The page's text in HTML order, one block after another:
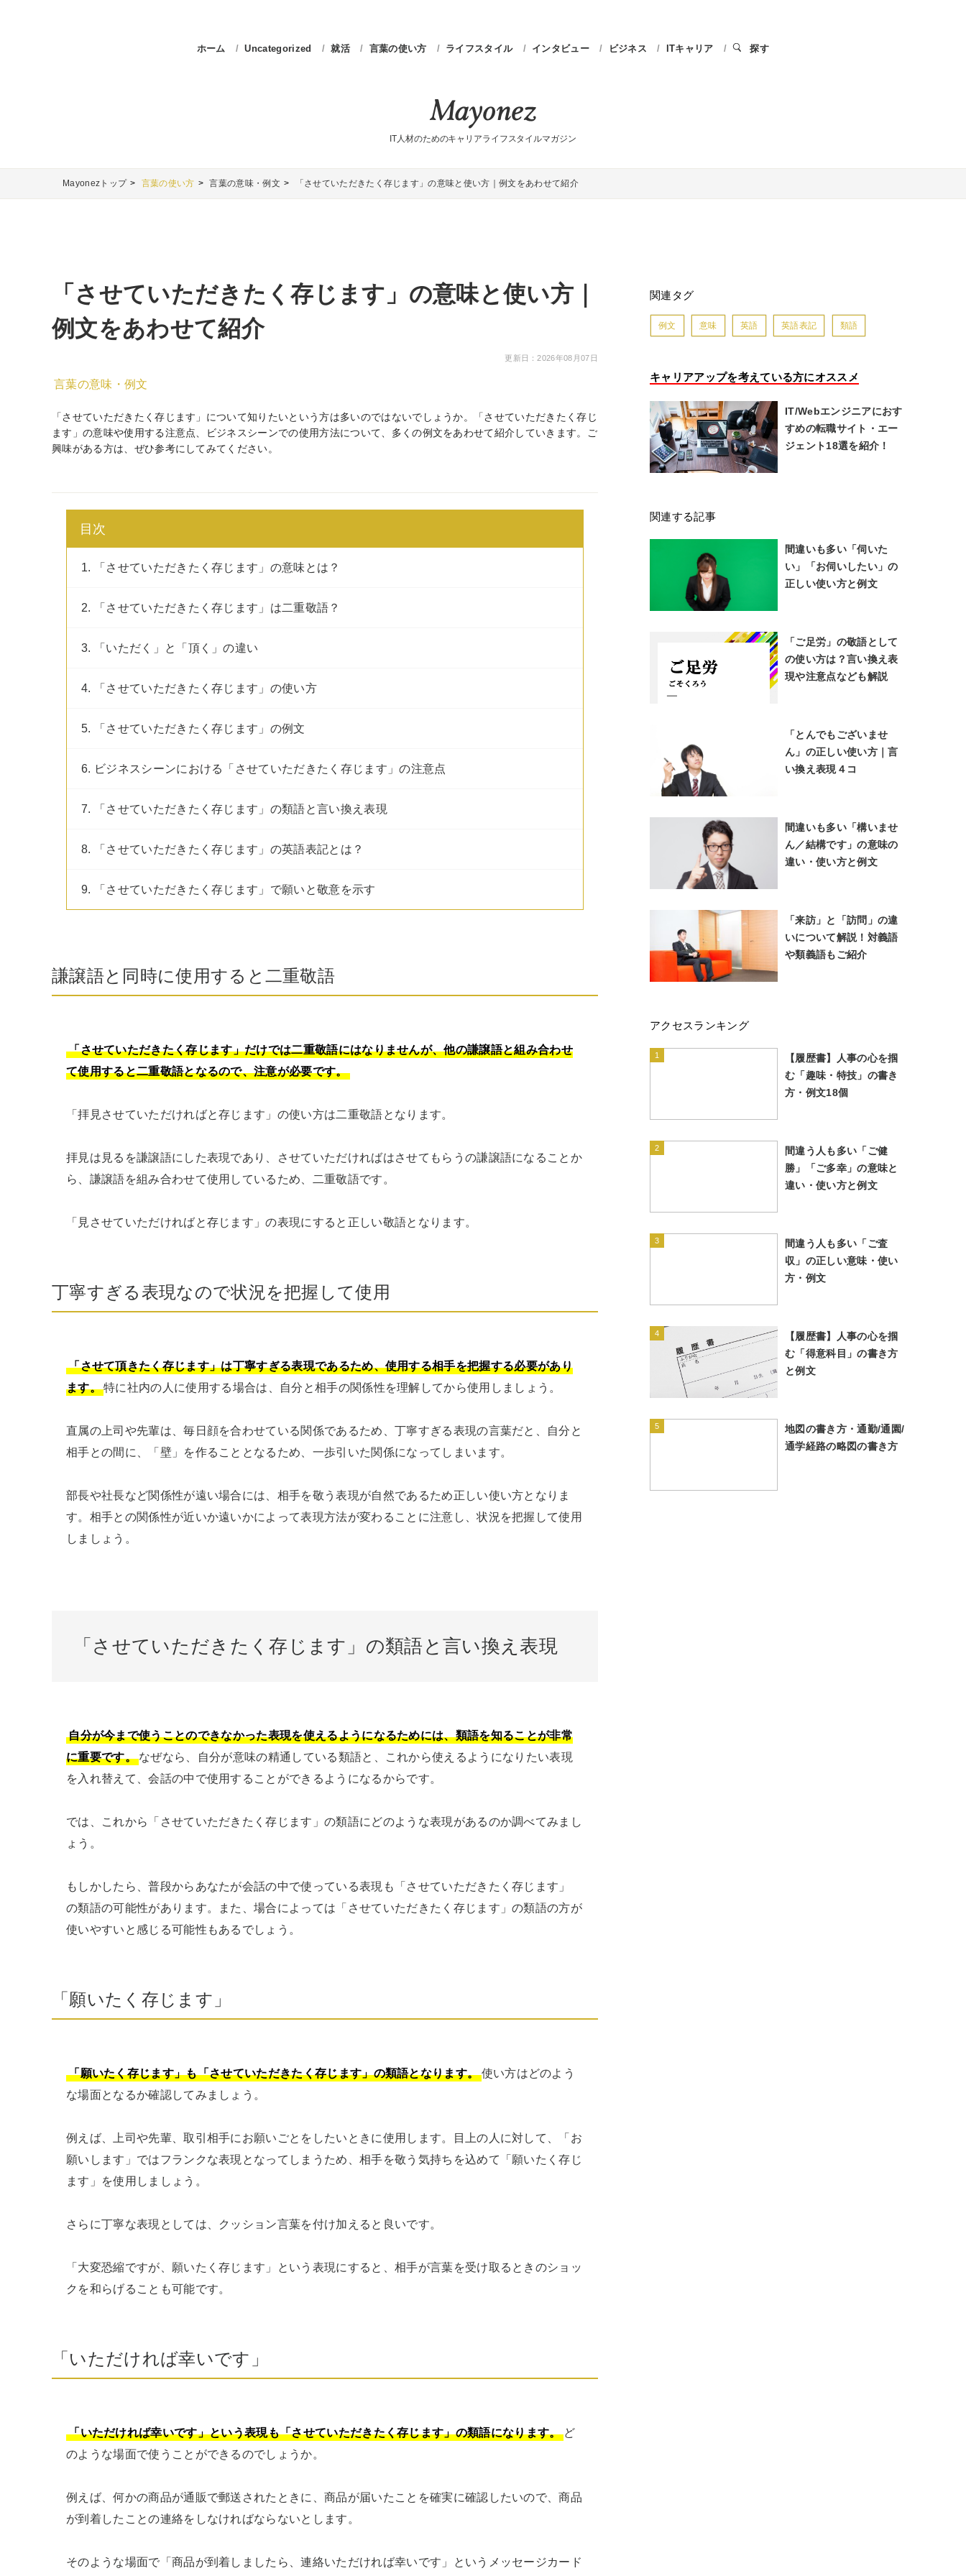
ホーム Uncategorized 就活 言葉の使い方 ライフスタイル インタビュー ビジネス ITキャリア 探す
IT人材のためのキャリアライフスタイルマガジン
Mayonezトップ 言葉の使い方 言葉の意味・例文 「させていただきたく存じます」の意味と使い方｜例文をあわせて紹介
「させていただきたく存じます」の意味と使い方｜
例文をあわせて紹介
更新日：2026年08月07日
言葉の意味・例文
「させていただきたく存じます」について知りたいという方は多いのではないでしょうか。「させていただきたく存じ
ます」の意味や使用する注意点、ビジネスシーンでの使用方法について、多くの例文をあわせて紹介していきます。ご
興味がある方は、ぜひ参考にしてみてください。
目次
1. 「させていただきたく存じます」の意味とは？
2. 「させていただきたく存じます」は二重敬語？
3. 「いただく」と「頂く」の違い
4. 「させていただきたく存じます」の使い方
5. 「させていただきたく存じます」の例文
6. ビジネスシーンにおける「させていただきたく存じます」の注意点
7. 「させていただきたく存じます」の類語と言い換え表現
8. 「させていただきたく存じます」の英語表記とは？
9. 「させていただきたく存じます」で願いと敬意を示す
謙譲語と同時に使用すると二重敬語
「させていただきたく存じます」だけでは二重敬語にはなりませんが、他の謙譲語と組み合わせ
て使用すると二重敬語となるので、注意が必要です。
「拝見させていただければと存じます」の使い方は二重敬語となります。
拝見は見るを謙譲語にした表現であり、させていただければはさせてもらうの謙譲語になることか
ら、謙譲語を組み合わせて使用しているため、二重敬語です。
「見させていただければと存じます」の表現にすると正しい敬語となります。
丁寧すぎる表現なので状況を把握して使用
「させて頂きたく存じます」は丁寧すぎる表現であるため、使用する相手を把握する必要があり
ます。特に社内の人に使用する場合は、自分と相手の関係性を理解してから使用しましょう。
直属の上司や先輩は、毎日顔を合わせている関係であるため、丁寧すぎる表現の言葉だと、自分と
相手との間に、「壁」を作ることとなるため、一歩引いた関係になってしまいます。
部長や社長など関係性が遠い場合には、相手を敬う表現が自然であるため正しい使い方となりま
す。相手との関係性が近いか遠いかによって表現方法が変わることに注意し、状況を把握して使用
しましょう。
「させていただきたく存じます」の類語と言い換え表現
自分が今まで使うことのできなかった表現を使えるようになるためには、類語を知ることが非常
に重要です。 なぜなら、自分が意味の精通している類語と、これから使えるようになりたい表現
を入れ替えて、会話の中で使用することができるようになるからです。
では、これから「させていただきたく存じます」の類語にどのような表現があるのか調べてみまし
ょう。
もしかしたら、普段からあなたが会話の中で使っている表現も「させていただきたく存じます」
の類語の可能性があります。また、場合によっては「させていただきたく存じます」の類語の方が
使いやすいと感じる可能性もあるでしょう。
「願いたく存じます」
「願いたく存じます」も「させていただきたく存じます」の類語となります。使い方はどのよう
な場面となるか確認してみましょう。
例えば、上司や先輩、取引相手にお願いごとをしたいときに使用します。目上の人に対して、「お
願いします」ではフランクな表現となってしまうため、相手を敬う気持ちを込めて「願いたく存じ
ます」を使用しましょう。
さらに丁寧な表現としては、クッション言葉を付け加えると良いです。
「大変恐縮ですが、願いたく存じます」という表現にすると、相手が言葉を受け取るときのショッ
クを和らげることも可能です。
「いただければ幸いです」
「いただければ幸いです」という表現も「させていただきたく存じます」の類語になります。ど
のような場面で使うことができるのでしょうか。
例えば、何かの商品が通販で郵送されたときに、商品が届いたことを確実に確認したいので、商品
が到着したことの連絡をしなければならないとします。
そのような場面で「商品が到着しましたら、連絡いただければ幸いです」というメッセージカード
関連タグ
例文 意味 英語 英語表記 類語
キャリアアップを考えている方にオススメ
IT/Webエンジニアにおす
すめの転職サイト・エー
ジェント18選を紹介！
関連する記事
間違いも多い「伺いた
い」「お伺いしたい」の
正しい使い方と例文
「ご足労」の敬語として
の使い方は？言い換え表
現や注意点なども解説
「とんでもございませ
ん」の正しい使い方｜言
い換え表現４コ
間違いも多い「構いませ
ん／結構です」の意味の
違い・使い方と例文
「来訪」と「訪問」の違
いについて解説！対義語
や類義語もご紹介
アクセスランキング
1
【履歴書】人事の心を掴
む「趣味・特技」の書き
方・例文18個
2
間違う人も多い「ご健
勝」「ご多幸」の意味と
違い・使い方と例文
3
間違う人も多い「ご査
収」の正しい意味・使い
方・例文
4
【履歴書】人事の心を掴
む「得意科目」の書き方
と例文
5
地図の書き方・通勤/通園/
通学経路の略図の書き方